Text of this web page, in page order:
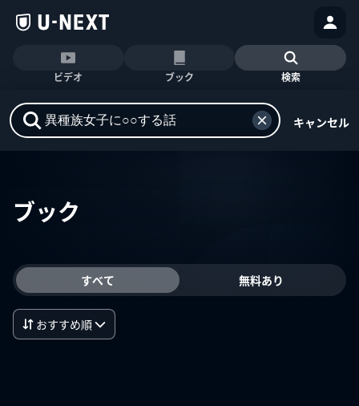
ビデオ ブック 検索
キャンセル
ブック
すべて 無料あり
おすすめ順